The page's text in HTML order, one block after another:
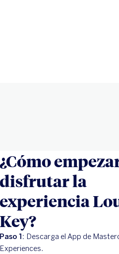
¿Cómo
disfrutar la
experiencia
Key?
Paso 1: Descarga el App de
Experiences.